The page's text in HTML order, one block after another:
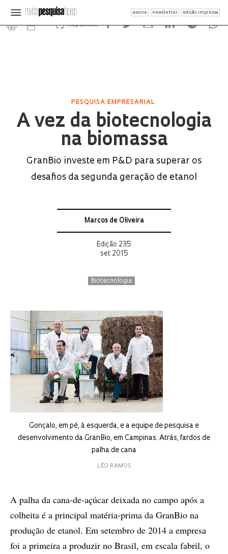
assine newsletter edição impressa
Republicar
PESQUISA EMPRESARIAL
A vez da biotecnologia
na biomassa
GranBio investe em P&D para superar os
desafios da segunda geração de etanol
Marcos de Oliveira
Edição 235
set 2015
Biotecnologia
Gonçalo, em pé, à esquerda, e a equipe de pesquisa e
desenvolvimento da GranBio, em Campinas. Atrás, fardos de
palha de cana
LÉO RAMOS
A palha da cana-de-açúcar deixada no campo após a
colheita é a principal matéria-prima da GranBio na
produção de etanol. Em setembro de 2014 a empresa
foi a primeira a produzir no Brasil, em escala fabril, o